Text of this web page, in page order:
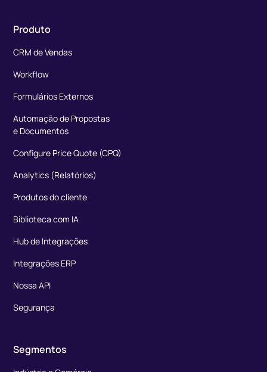
Produto
CRM de Vendas
Workflow
Formulários Externos
Automação de Propostas
e Documentos
Configure Price Quote (CPQ)
Analytics (Relatórios)
Produtos do cliente
Biblioteca com IA
Hub de Integrações
Integrações ERP
Nossa API
Segurança
Segmentos